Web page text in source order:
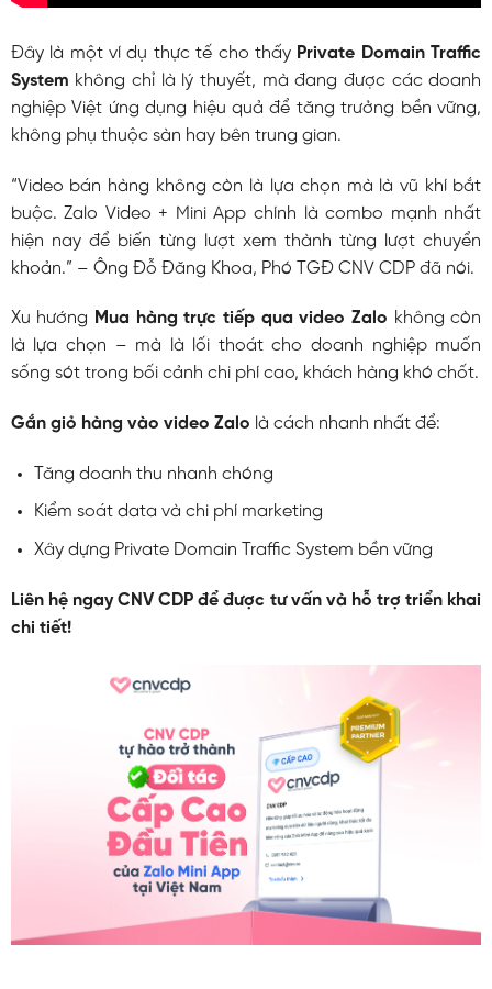
Đây là một ví dụ thực tế cho thấy Private Domain Traffic
System không chỉ là lý thuyết, mà đang được các doanh
nghiệp Việt ứng dụng hiệu quả để tăng trưởng bền vững,
không phụ thuộc sàn hay bên trung gian.
“Video bán hàng không còn là lựa chọn mà là vũ khí bắt
buộc. Zalo Video + Mini App chính là combo mạnh nhất
hiện nay để biến từng lượt xem thành từng lượt chuyển
khoản.” – Ông Đỗ Đăng Khoa, Phó TGĐ CNV CDP đã nói.
Xu hướng Mua hàng trực tiếp qua video Zalo không còn
là lựa chọn – mà là lối thoát cho doanh nghiệp muốn
sống sót trong bối cảnh chi phí cao, khách hàng khó chốt.
Gắn giỏ hàng vào video Zalo là cách nhanh nhất để:
Tăng doanh thu nhanh chóng
Kiểm soát data và chi phí marketing
Xây dựng Private Domain Traffic System bền vững
Liên hệ ngay CNV CDP để được tư vấn và hỗ trợ triển khai
chi tiết!